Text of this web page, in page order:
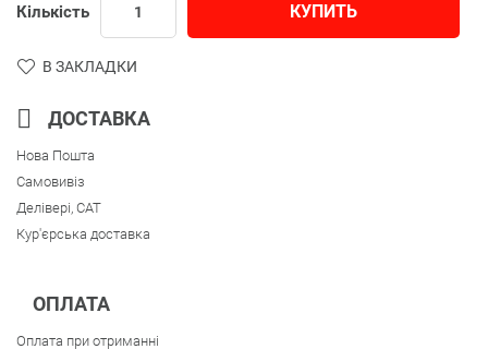
Кількість КУПИТЬ
В ЗАКЛАДКИ
ДОСТАВКА
Нова Пошта
Самовивіз
Делівері, CAT
Кур'єрська доставка
ОПЛАТА
Оплата при отриманні